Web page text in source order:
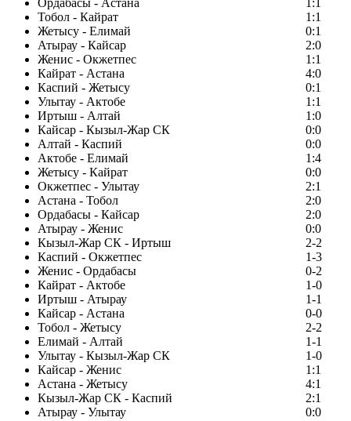
Ордабасы - Астана
1:1
Тобол - Кайрат
1:1
Жетысу - Елимай
0:1
Атырау - Кайсар
2:0
Женис - Окжетпес
1:1
Кайрат - Астана
4:0
Каспий - Жетысу
0:1
Улытау - Актобе
1:1
Иртыш - Алтай
1:0
Кайсар - Кызыл-Жар СК
0:0
Алтай - Каспий
0:0
Актобе - Елимай
1:4
Жетысу - Кайрат
0:0
Окжетпес - Улытау
2:1
Астана - Тобол
2:0
Ордабасы - Кайсар
2:0
Атырау - Женис
0:0
Кызыл-Жар СК - Иртыш
2-2
Каспий - Окжетпес
1-3
Женис - Ордабасы
0-2
Кайрат - Актобе
1-0
Иртыш - Атырау
1-1
Кайсар - Астана
0-0
Тобол - Жетысу
2-2
Елимай - Алтай
1-1
Улытау - Кызыл-Жар СК
1-0
Кайсар - Женис
1:1
Астана - Жетысу
4:1
Кызыл-Жар СК - Каспий
2:1
Атырау - Улытау
0:0